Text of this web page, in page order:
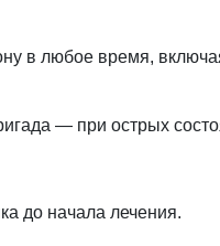
в любое время,
— при острых
до начала лечения.